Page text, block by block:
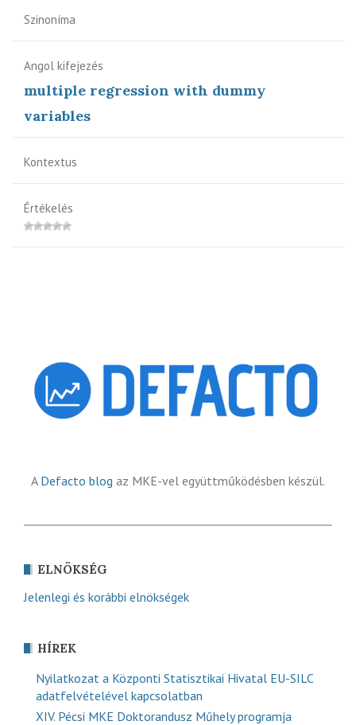
Szinoníma
Angol kifejezés
multiple regression with dummy
variables
Kontextus
Értékelés
A Defacto blog az MKE-vel együttműködésben készül.
ELNÖKSÉG
Jelenlegi és korábbi elnökségek
HÍREK
Nyilatkozat a Központi Statisztikai Hivatal EU-SILC
adatfelvételével kapcsolatban
XIV. Pécsi MKE Doktorandusz Műhely programja